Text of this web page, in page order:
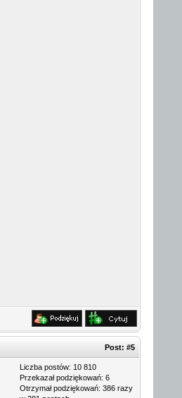
Post: #5
Liczba postów: 10 810
Przekazał podziękowań: 6
Otrzymał podziękowań: 386 razy